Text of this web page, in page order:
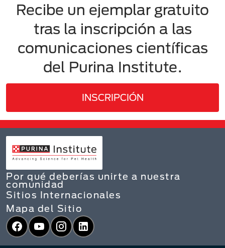
Recibe un ejemplar gratuito
tras la inscripción a las
comunicaciones científicas
del Purina Institute​.
INSCRIPCIÓN
Por qué deberías unirte a nuestra
comunidad
Sitios Internacionales
Mapa del Sitio
Facebook
YouTubeInstagram
LinkedIn